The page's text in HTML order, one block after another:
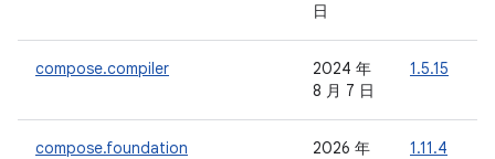
日
compose.compiler
2024 年
8 月 7 日
1.5.15
compose.foundation
2026 年
1.11.4